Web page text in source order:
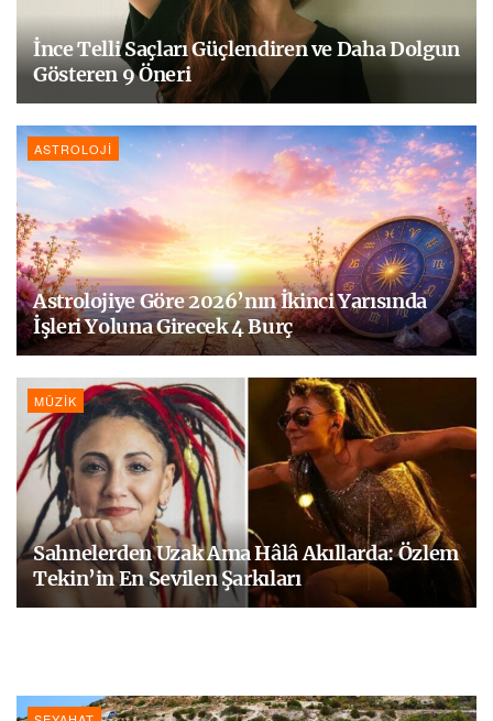
İnce Telli Saçları Güçlendiren ve Daha Dolgun
Gösteren 9 Öneri
ASTROLOJI
Astrolojiye Göre 2026’nın İkinci Yarısında
İşleri Yoluna Girecek 4 Burç
MÜZIK
Sahnelerden Uzak Ama Hâlâ Akıllarda: Özlem
Tekin’in En Sevilen Şarkıları